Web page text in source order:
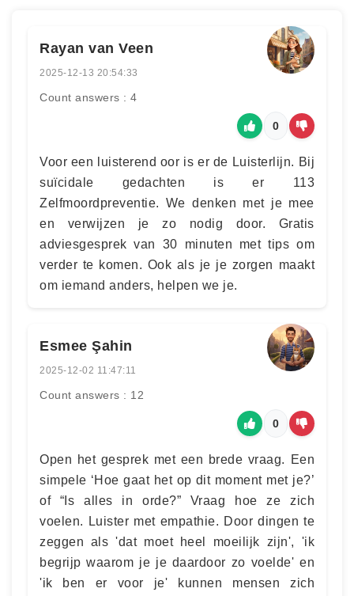
Rayan van Veen
2025-12-13 20:54:33
Count answers : 4
0
Voor een luisterend oor is er de Luisterlijn. Bij
suïcidale gedachten is er 113
Zelfmoordpreventie. We denken met je mee
en verwijzen je zo nodig door. Gratis
adviesgesprek van 30 minuten met tips om
verder te komen. Ook als je je zorgen maakt
om iemand anders, helpen we je.
Esmee Şahin
2025-12-02 11:47:11
Count answers : 12
0
Open het gesprek met een brede vraag. Een
simpele ‘Hoe gaat het op dit moment met je?’
of “Is alles in orde?” Vraag hoe ze zich
voelen. Luister met empathie. Door dingen te
zeggen als 'dat moet heel moeilijk zijn', 'ik
begrijp waarom je je daardoor zo voelde' en
'ik ben er voor je' kunnen mensen zich